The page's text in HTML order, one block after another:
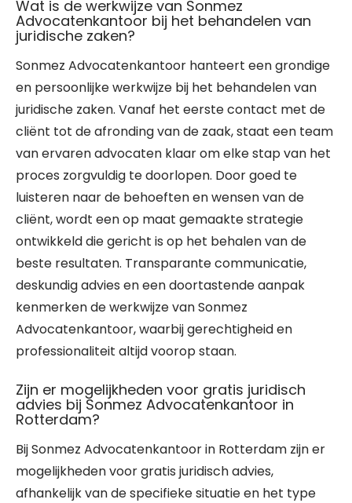
Wat is de werkwijze van Sonmez
Advocatenkantoor bij het behandelen van
juridische zaken?
Sonmez Advocatenkantoor hanteert een grondige
en persoonlijke werkwijze bij het behandelen van
juridische zaken. Vanaf het eerste contact met de
cliënt tot de afronding van de zaak, staat een team
van ervaren advocaten klaar om elke stap van het
proces zorgvuldig te doorlopen. Door goed te
luisteren naar de behoeften en wensen van de
cliënt, wordt een op maat gemaakte strategie
ontwikkeld die gericht is op het behalen van de
beste resultaten. Transparante communicatie,
deskundig advies en een doortastende aanpak
kenmerken de werkwijze van Sonmez
Advocatenkantoor, waarbij gerechtigheid en
professionaliteit altijd voorop staan.
Zijn er mogelijkheden voor gratis juridisch
advies bij Sonmez Advocatenkantoor in
Rotterdam?
Bij Sonmez Advocatenkantoor in Rotterdam zijn er
mogelijkheden voor gratis juridisch advies,
afhankelijk van de specifieke situatie en het type